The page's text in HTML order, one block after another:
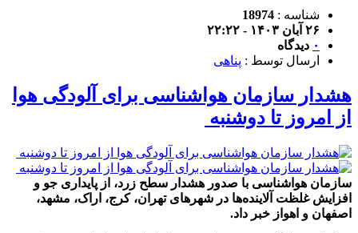
شناسه : 18974
۲۶ آبان ۱۴۰۳ - ۲۲:۲۲
۰ دیدگاه
ارسال توسط : پناهی
هشدار سازمان هواشناسی برای آلودگی هوا
از امروز تا دوشنبه
سازمان هواشناسی با صدور هشدار سطح زرد، از پایداری جو و
افزایش غلظت آلاینده‌ها در شهرهای تهران، کرج، اراک، مشهد،
اصفهان و اهواز خبر داد.